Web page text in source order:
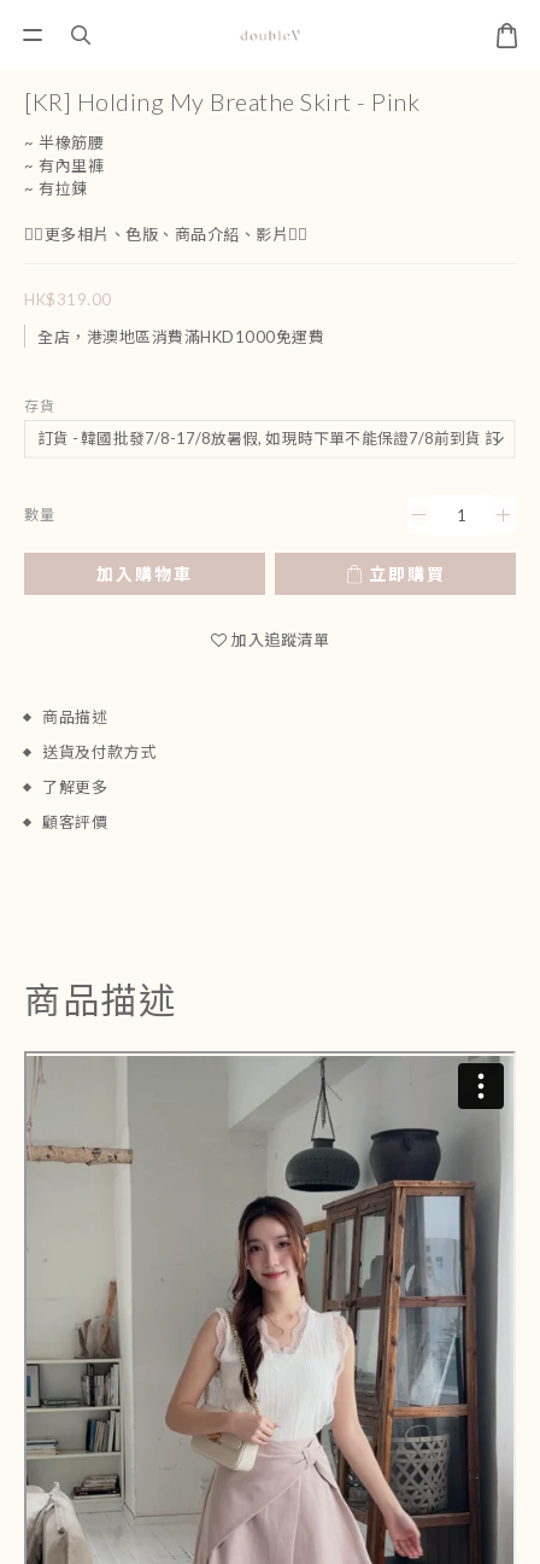
[KR] Holding My Breathe Skirt - Pink
~ 半橡筋腰
~ 有內里褲
~ 有拉鍊
👇🏻更多相片、色版、商品介紹、影片👇🏻
HK$319.00
全店，港澳地區消費滿HKD1000免運費
存貨
數量
加入購物車 立即購買
加入追蹤清單
商品描述
送貨及付款方式
了解更多
顧客評價
商品描述